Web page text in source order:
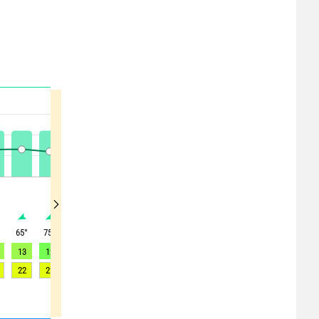
65° 75
13 12
22 22